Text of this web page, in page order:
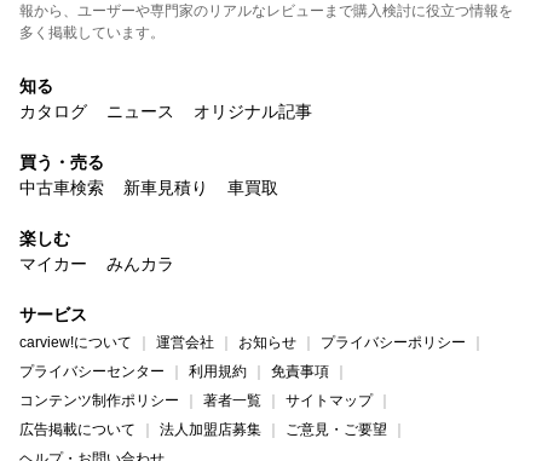
報から、ユーザーや専門家のリアルなレビューまで購入検討に役立つ情報を
多く掲載しています。
知る
カタログ
ニュース オリジナル記事
買う・売る
中古車検索
新車見積り 車買取
楽しむ
マイカー
みんカラ
サービス
carview!について 運営会社 お知らせ
プライバシーポリシー
プライバシーセンター
利用規約
免責事項
コンテンツ制作ポリシー
著者一覧
サイトマップ
広告掲載について
法人加盟店募集
ご意見・ご要望